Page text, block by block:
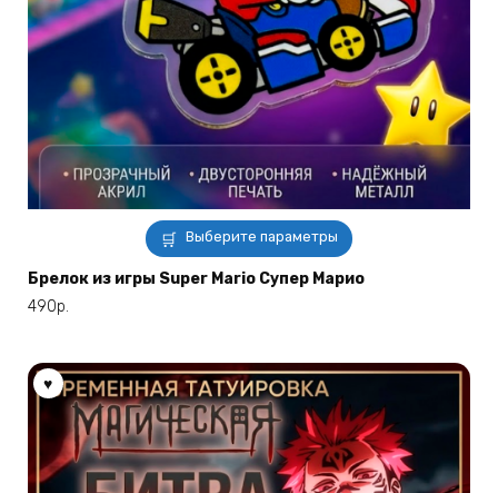
Выберите параметры
Этот
товар
имеет
можно
выбрать
на
странице
товара.
Брелок из игры Super Mario Супер Марио
490р.